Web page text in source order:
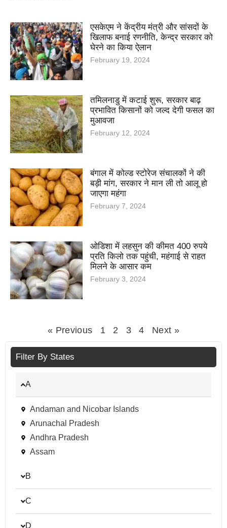
एसकेएम ने केंद्रीय मंत्री और सांसदों के
खिलाफ बनाई रणनीति, केन्द्र सरकार को
घेरने का किया ऐलान
February 19, 2024
तमिलनाडु में कटाई शुरू, सरकार बाढ़
प्रभावित किसानों को जल्द देगी फसल का
मुआवजा
February 12, 2024
बंगाल में कोल्ड स्टोरेज संचालकों ने की
बड़ी मांग, सरकार ने मान ली तो आलू हो
जाएगा महंगा
February 7, 2024
ओडिशा में लहसुन की कीमत 400 रुपये
प्रति किलो तक पहुंची, महंगाई से राहत
मिलने के आसार कम
February 3, 2024
« Previous 1 2 3 4 Next »
Filter By States
A
Andaman and Nicobar Islands
Arunachal Pradesh
Andhra Pradesh
Assam
B
C
D